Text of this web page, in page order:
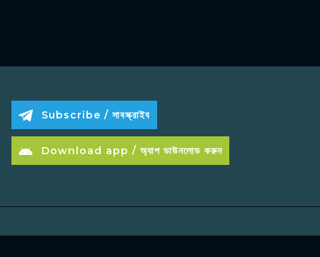
Subscribe / সাবস্ক্রাইব
Download app / অ্যাপ ডাউনলোড করুন